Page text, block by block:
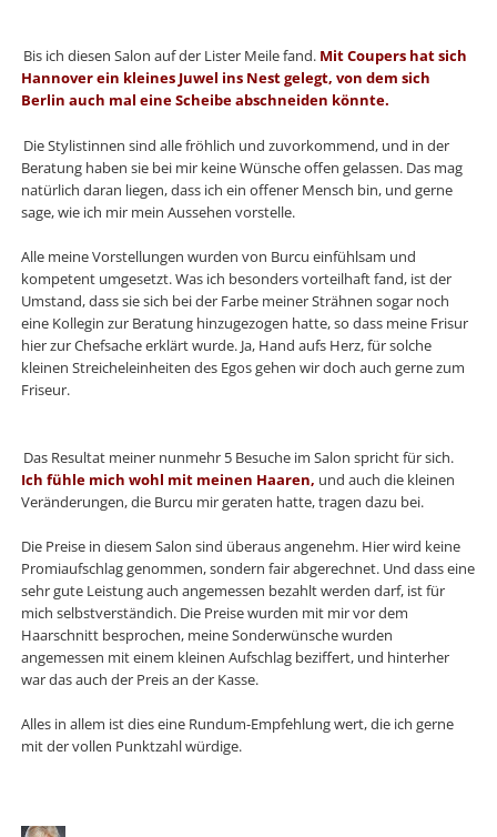
Bis ich diesen Salon auf der Lister Meile fand. Mit Coupers hat sich
Hannover ein kleines Juwel ins Nest gelegt, von dem sich
Berlin auch mal eine Scheibe abschneiden könnte.
Die Stylistinnen sind alle fröhlich und zuvorkommend, und in der
Beratung haben sie bei mir keine Wünsche offen gelassen. Das mag
natürlich daran liegen, dass ich ein offener Mensch bin, und gerne
sage, wie ich mir mein Aussehen vorstelle.
Alle meine Vorstellungen wurden von Burcu einfühlsam und
kompetent umgesetzt. Was ich besonders vorteilhaft fand, ist der
Umstand, dass sie sich bei der Farbe meiner Strähnen sogar noch
eine Kollegin zur Beratung hinzugezogen hatte, so dass meine Frisur
hier zur Chefsache erklärt wurde. Ja, Hand aufs Herz, für solche
kleinen Streicheleinheiten des Egos gehen wir doch auch gerne zum
Friseur.
Das Resultat meiner nunmehr 5 Besuche im Salon spricht für sich.
Ich fühle mich wohl mit meinen Haaren, und auch die kleinen
Veränderungen, die Burcu mir geraten hatte, tragen dazu bei.
Die Preise in diesem Salon sind überaus angenehm. Hier wird keine
Promiaufschlag genommen, sondern fair abgerechnet. Und dass eine
sehr gute Leistung auch angemessen bezahlt werden darf, ist für
mich selbstverständich. Die Preise wurden mit mir vor dem
Haarschnitt besprochen, meine Sonderwünsche wurden
angemessen mit einem kleinen Aufschlag beziffert, und hinterher
war das auch der Preis an der Kasse.
Alles in allem ist dies eine Rundum-Empfehlung wert, die ich gerne
mit der vollen Punktzahl würdige.